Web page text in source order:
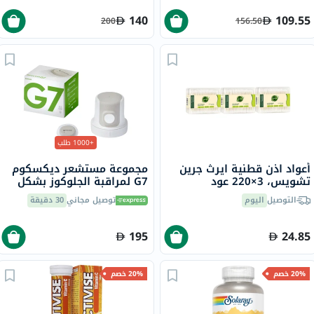
109.55
156.50
140
200
أعواد اذن قطنية ايرث جرين
تشويس، 3×220 عود
التوصيل اليوم
24.85
+1000 طلب
مجموعة مستشعر ديكسكوم
G7 لمراقبة الجلوكوز بشكل
مستمر، قطعة واحدة
توصيل مجاني30 دقيقة
195
20% خصم 20% خصم